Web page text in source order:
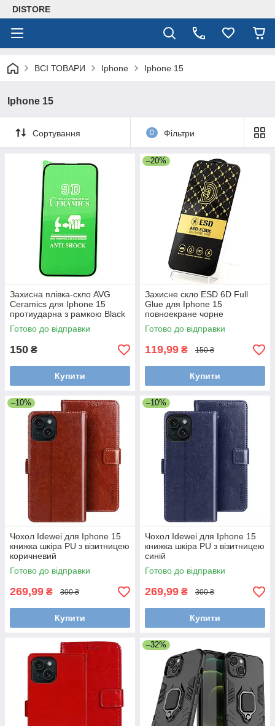
DISTORE
ВСІ ТОВАРИ Iphone Iphone 15
Iphone 15
Сортування 0 Фільтри
Захисна плівка-скло AVG
Ceramics для Iphone 15
протиударна з рамкою Black
Готово до відправки
150 ₴
Купити
–20%
Захисне скло ESD 6D Full
Glue для Iphone 15
повноекране чорне
Готово до відправки
119,99 ₴ 150 ₴
Купити
–10%
Чохол Idewei для Iphone 15
книжка шкіра PU з візитницею
коричневий
Готово до відправки
269,99 ₴ 300 ₴
Купити
–10%
Чохол Idewei для Iphone 15
книжка шкіра PU з візитницею
синій
Готово до відправки
269,99 ₴ 300 ₴
Купити
–32%